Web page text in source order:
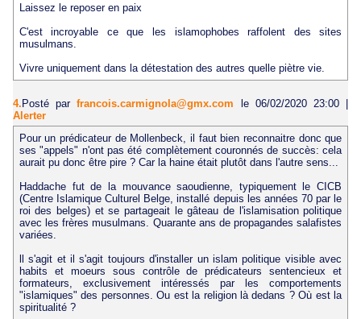
Laissez le reposer en paix
C'est incroyable ce que les islamophobes raffolent des sites
musulmans.
Vivre uniquement dans la détestation des autres quelle piètre vie.
4. Posté parfrancois.carmignola@gmx.com le 06/02/2020 23:00
Alerter
Pour un prédicateur de Mollenbeck, il faut bien reconnaitre donc que
ses "appels" n'ont pas été complètement couronnés de succès: cela
aurait pu donc être pire ? Car la haine était plutôt dans l'autre sens...
Haddache fut de la mouvance saoudienne, typiquement le CICB
(Centre Islamique Culturel Belge, installé depuis les années 70 par le
roi des belges) et se partageait le gâteau de l'islamisation politique
avec les frères musulmans. Quarante ans de propagandes salafistes
variées.
ll s'agit et il s'agit toujours d'installer un islam politique visible avec
habits et moeurs sous contrôle de prédicateurs sentencieux et
formateurs, exclusivement intéressés par les comportements
"islamiques" des personnes. Ou est la religion là dedans ? Où est la
spiritualité ?